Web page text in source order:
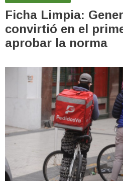
Ficha Limpia:
convirtió en el
aprobar la norma